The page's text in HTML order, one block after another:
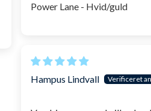
Power Lane - Hvid/guld
Hampus Lindvall